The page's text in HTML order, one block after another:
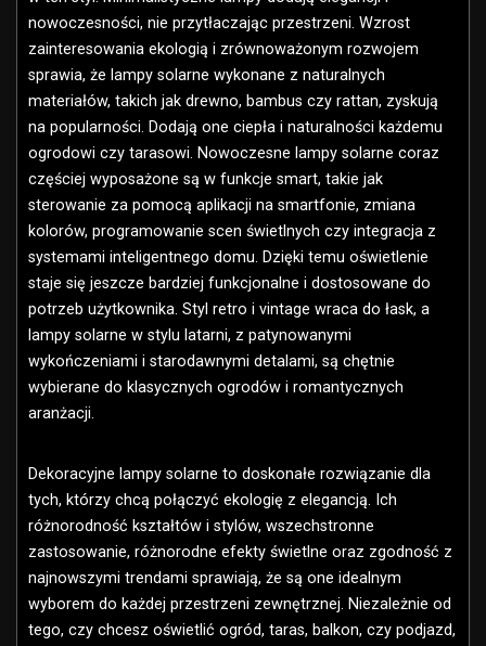
nowoczesności, nie przytłaczając przestrzeni. Wzrost
zainteresowania ekologią i zrównoważonym rozwojem
sprawia, że lampy solarne wykonane z naturalnych
materiałów, takich jak drewno, bambus czy rattan, zyskują
na popularności. Dodają one ciepła i naturalności każdemu
ogrodowi czy tarasowi. Nowoczesne lampy solarne coraz
częściej wyposażone są w funkcje smart, takie jak
sterowanie za pomocą aplikacji na smartfonie, zmiana
kolorów, programowanie scen świetlnych czy integracja z
systemami inteligentnego domu. Dzięki temu oświetlenie
staje się jeszcze bardziej funkcjonalne i dostosowane do
potrzeb użytkownika. Styl retro i vintage wraca do łask, a
lampy solarne w stylu latarni, z patynowanymi
wykończeniami i starodawnymi detalami, są chętnie
wybierane do klasycznych ogrodów i romantycznych
aranżacji.
Dekoracyjne lampy solarne to doskonałe rozwiązanie dla
tych, którzy chcą połączyć ekologię z elegancją. Ich
różnorodność kształtów i stylów, wszechstronne
zastosowanie, różnorodne efekty świetlne oraz zgodność z
najnowszymi trendami sprawiają, że są one idealnym
wyborem do każdej przestrzeni zewnętrznej. Niezależnie od
tego, czy chcesz oświetlić ogród, taras, balkon, czy podjazd,